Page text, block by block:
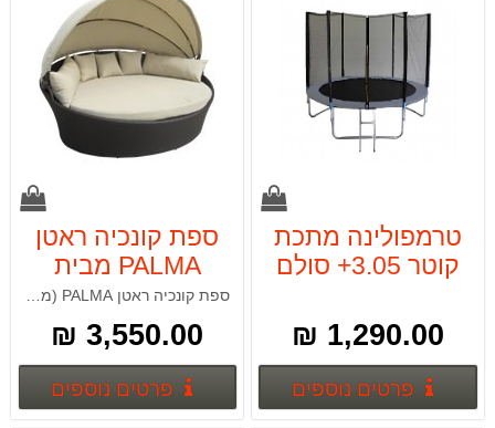
טרמפולינה מתכת
קוטר 3.05+ סולם
14513
1,290.00 ₪
פרטים נוספיםפרטים נוספים
ספת קונכיה ראטן
PALMA מבית
Camptown 6835
3,550.00 ₪
פרטים נוספים